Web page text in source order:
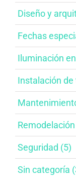
Diseño y
Fechas
Iluminación
Instalación
Seguridad (5)
Sin categoría